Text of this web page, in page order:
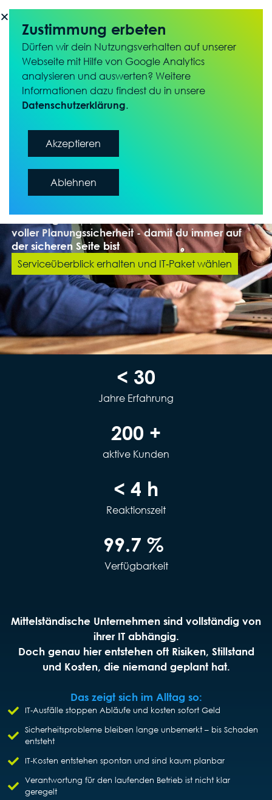
IT‑Ausfälle sind teuer.
Unplanbar sind sie gefährlich
voller Planungssicherheit - damit du immer auf
der sicheren Seite bist
Serviceüberblick erhalten und IT‑Paket wählen
Jahre Erfahrung
< 30
aktive Kunden
200 +
Reaktionszeit
< 4 h
Verfügbarkeit
99.7 %
Mittelständische Unternehmen sind vollständig von
ihrer IT abhängig.
Doch genau hier entstehen oft Risiken, Stillstand
und Kosten, die niemand geplant hat.
Das zeigt sich im Alltag so:
IT‑Ausfälle stoppen Abläufe und kosten sofort Geld
Sicherheitsprobleme bleiben lange unbemerkt – bis Schaden
entsteht
IT‑Kosten entstehen spontan und sind kaum planbar
Verantwortung für den laufenden Betrieb ist nicht klar
geregelt
Zustimmung erbeten
Dürfen wir dein Nutzungsverhalten auf unserer
Webseite mit Hilfe von Google Analytics
analysieren und auswerten? Weitere
Informationen dazu findest du in unsere
Datenschutzerklärung.
Akzeptieren
Ablehnen